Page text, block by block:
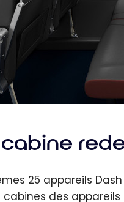
25 appareils
des appareils